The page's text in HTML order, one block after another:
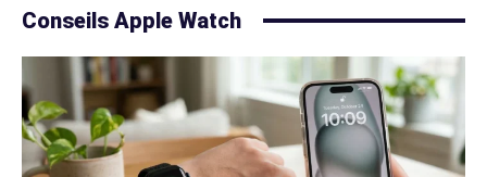
Conseils Apple Watch